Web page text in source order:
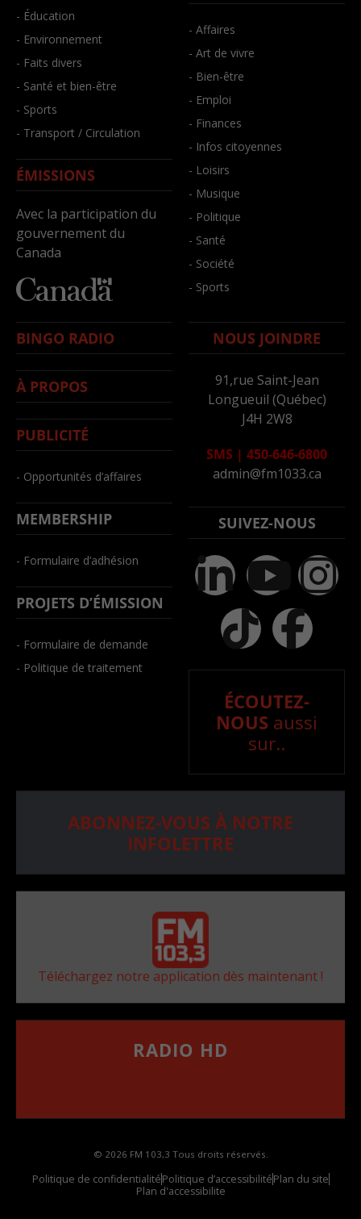
- Éducation
- Environnement
- Faits divers
- Santé et bien-être
- Sports
- Transport / Circulation
ÉMISSIONS
Avec la participation du
gouvernement du
Canada
- Affaires
- Art de vivre
- Bien-être
- Emploi
- Finances
- Infos citoyennes
- Loisirs
- Musique
- Politique
- Santé
- Société
- Sports
BINGO RADIO
À PROPOS
PUBLICITÉ
- Opportunités d’affaires
MEMBERSHIP
- Formulaire d’adhésion
PROJETS D’ÉMISSION
- Formulaire de demande
- Politique de traitement
NOUS JOINDRE
91,rue Saint-Jean
Longueuil (Québec)
J4H 2W8
SMS | 450-646-6800
admin@fm1033.ca
SUIVEZ-NOUS
ÉCOUTEZ-
NOUS aussi
sur..
ABONNEZ-VOUS À NOTRE
INFOLETTRE
Téléchargez notre application dès maintenant !
RADIO HD
© 2026 FM 103,3 Tous droits réservés.
Politique de confidentialitéPolitique d’accessibilitéPlan du site
Plan d'accessibilite